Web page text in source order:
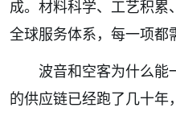
成。材料科学、工艺积累
全球服务体系，每一项都
波音和空客为什么能
的供应链已经跑了几十